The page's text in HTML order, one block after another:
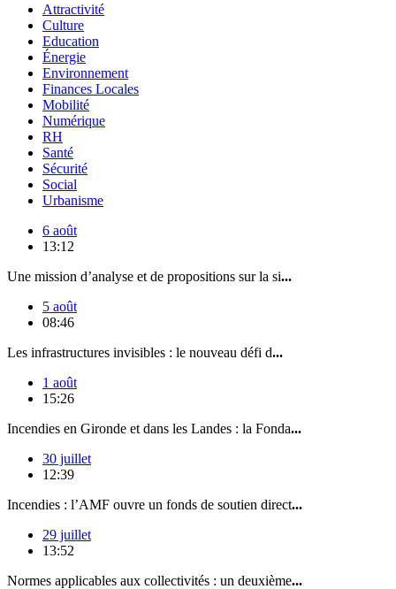
Attractivité
Culture
Education
Énergie
Environnement
Finances Locales
Mobilité
Numérique
RH
Santé
Sécurité
Social
Urbanisme
6 août
13:12
Une mission d’analyse et de propositions sur la si...
5 août
08:46
Les infrastructures invisibles : le nouveau défi d...
1 août
15:26
Incendies en Gironde et dans les Landes : la Fonda...
30 juillet
12:39
Incendies : l’AMF ouvre un fonds de soutien direct...
29 juillet
13:52
Normes applicables aux collectivités : un deuxième...